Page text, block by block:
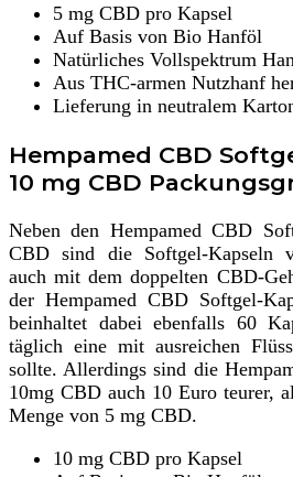
5 mg CBD pro Kapsel
Auf Basis von Bio Hanföl
Natürliches Vollspektrum
Aus THC-armen Nutzhanf
Lieferung in neutralem
Hempamed CBD
10 mg CBD
Neben den Hempamed CBD
CBD sind die Softgel-Kapseln
auch mit dem doppelten CBD-
der Hempamed CBD Softgel-
beinhaltet dabei ebenfalls 60
täglich eine mit ausreichen
sollte. Allerdings sind die
10mg CBD auch 10 Euro teurer,
Menge von 5 mg CBD.
10 mg CBD pro Kapsel